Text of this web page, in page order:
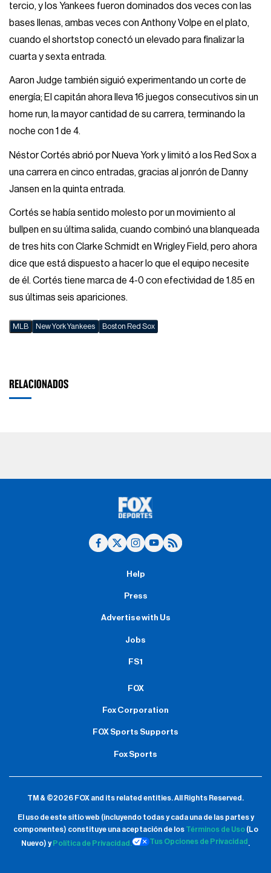
tercio, y los Yankees fueron dominados dos veces con las
bases llenas, ambas veces con Anthony Volpe en el plato,
cuando el shortstop conectó un elevado para finalizar la
cuarta y sexta entrada.
Aaron Judge también siguió experimentando un corte de
energía; El capitán ahora lleva 16 juegos consecutivos sin un
home run, la mayor cantidad de su carrera, terminando la
noche con 1 de 4.
Néstor Cortés abrió por Nueva York y limitó a los Red Sox a
una carrera en cinco entradas, gracias al jonrón de Danny
Jansen en la quinta entrada.
Cortés se había sentido molesto por un movimiento al
bullpen en su última salida, cuando combinó una blanqueada
de tres hits con Clarke Schmidt en Wrigley Field, pero ahora
dice que está dispuesto a hacer lo que el equipo necesite
de él. Cortés tiene marca de 4-0 con efectividad de 1.85 en
sus últimas seis apariciones.
MLB New York Yankees Boston Red Sox
RELACIONADOS
Help
Press
Advertise with Us
Jobs
FS1
FOX
Fox Corporation
FOX Sports Supports
Fox Sports
TM & ©2026 FOX and its related entities.All Rights Reserved.
El uso de este sitio web (incluyendo todas y cada una de las partes y
componentes) constituye una aceptación de los Términos de Uso(Lo
Nuevo) y Política de Privacidad. Tus Opciones de Privacidad .